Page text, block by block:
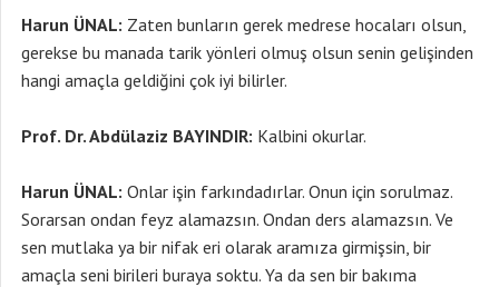
Harun ÜNAL: Zaten bunların gerek medrese hocaları olsun,
gerekse bu manada tarik yönleri olmuş olsun senin gelişinden
hangi amaçla geldiğini çok iyi bilirler.
Prof. Dr. Abdülaziz BAYINDIR: Kalbini okurlar.
Harun ÜNAL: Onlar işin farkındadırlar. Onun için sorulmaz.
Sorarsan ondan feyz alamazsın. Ondan ders alamazsın. Ve
sen mutlaka ya bir nifak eri olarak aramıza girmişsin, bir
amaçla seni birileri buraya soktu. Ya da sen bir bakıma